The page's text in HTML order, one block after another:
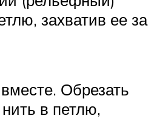
захватив ее за
Обрезать
в петлю,